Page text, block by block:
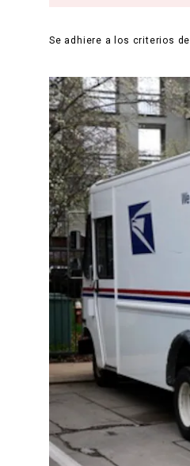
Se adhiere a los criterios de